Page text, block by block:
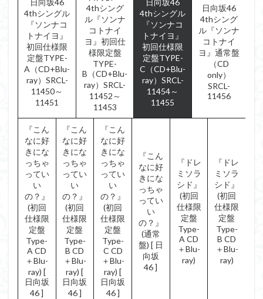
4thシングル
『ソンナコ
トナイヨ』
初回仕様限
定盤TYPE-
A（CD+Blu-
ray）SRCL-
11450～
11451
4thシング
ル『ソンナ
コトナイ
ヨ』初回仕
様限定盤
TYPE-
B（CD+Blu-
ray）SRCL-
11452～
11453
4thシングル
『ソンナコ
トナイヨ』
初回仕様限
定盤TYPE-
C（CD+Blu-
ray）SRCL-
11454～
11455
日向坂46
4thシング
ル『ソンナ
コトナイ
ヨ』通常盤
（CD
only）
SRCL-
11456
『こん
なに好
きにな
っちゃ
ってい
い
の？』
(初回
仕様限
定盤
Type-
A CD
＋Blu-
ray) [
日向坂
46 ]
『こん
なに好
きにな
っちゃ
ってい
い
の？』
(初回
仕様限
定盤
Type-
B CD
＋Blu-
ray) [
日向坂
46 ]
『こん
なに好
きにな
っちゃ
ってい
い
の？』
(初回
仕様限
定盤
Type-
C CD
＋Blu-
ray) [
日向坂
46 ]
『こん
なに好
きにな
っちゃ
ってい
い
の？』
(通常
盤) [ 日
向坂
46 ]
『ドレ
ミソラ
シド』
(初回
仕様限
定盤
Type-
A CD
＋Blu-
ray)
『ドレ
ミソラ
シド』
(初回
仕様限
定盤
Type-
B CD
＋Blu-
ray)